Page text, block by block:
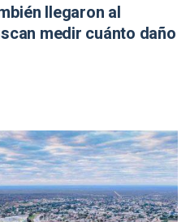
llegaron al
medir cuánto daño